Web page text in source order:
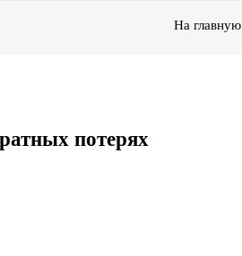
На главную
потерях